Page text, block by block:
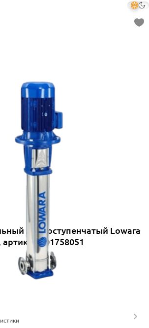
многоступенчатый Lowara
артикул 101758051